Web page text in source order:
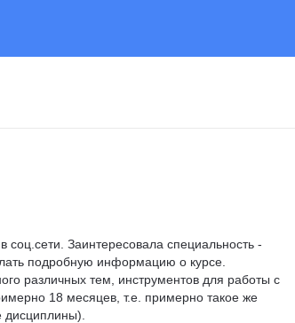
Заинтересовала специальность -
подробную информацию о курсе.
различных тем, инструментов для работы с
18 месяцев, т.е. примерно такое же